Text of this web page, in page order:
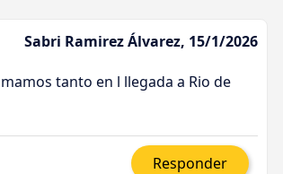
Sabri Ramirez Álvarez, 15/1/2026
tanto en l llegada a Rio de
Responder